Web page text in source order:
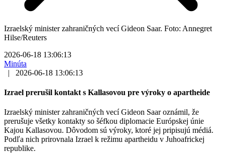
Izraelský minister zahraničných vecí Gideon Saar. Foto: Annegret
Hilse/Reuters
2026-06-18 13:06:13
Minúta
|
2026-06-18 13:06:13
Izrael prerušil kontakt s Kallasovou pre výroky o apartheide
Izraelský minister zahraničných vecí Gideon Saar oznámil, že
prerušuje všetky kontakty so šéfkou diplomacie Európskej únie
Kajou Kallasovou. Dôvodom sú výroky, ktoré jej pripisujú médiá.
Podľa nich prirovnala Izrael k režimu apartheidu v Juhoafrickej
republike.